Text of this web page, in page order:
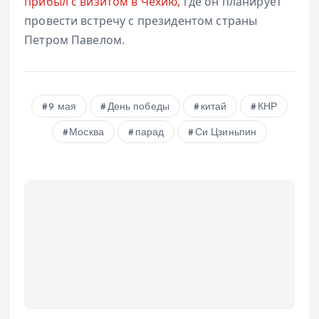
провести встречу с президентом страны
Петром Павелом.
9 мая День победы китай КНР
Москва парад Си Цзиньпин